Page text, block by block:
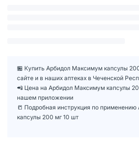
🏪 Купить Арбидол Максимум капсулы
сайте и в наших аптеках в Чеченской
📲 Цена на Арбидол Максимум капсулы
нашем приложении
📒 Подробная инструкция по
капсулы 200 мг 10 шт